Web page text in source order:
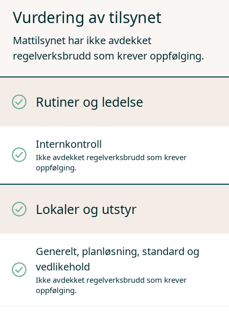
Vurdering av tilsynet
Mattilsynet har ikke avdekket
regelverksbrudd som krever oppfølging.
Rutiner og ledelse
Internkontroll
Ikke avdekket regelverksbrudd som krever
oppfølging.
Lokaler og utstyr
Generelt, planløsning, standard og
vedlikehold
Ikke avdekket regelverksbrudd som krever
oppfølging.